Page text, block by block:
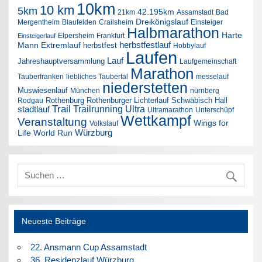
5km 10 km 10km 21km 42.195km Assamstadt Bad
Mergentheim Blaufelden Crailsheim Dreikönigslauf Einsteiger
Einsteigerlauf Elpersheim Frankfurt Halbmarathon Harte
Mann Extremlauf herbstfest herbstfestlauf Hobbylauf
Jahreshauptversammlung Lauf Laufen Laufgemeinschaft
Tauberfranken liebliches Taubertal Marathon messelauf
Muswiesenlauf München niederstetten nürnberg
Rodgau Rothenburg Rothenburger Lichterlauf Schwäbisch Hall
stadtlauf Trail Trailrunning Ultra Ultramarathon Unterschüpf
Veranstaltung Volkslauf Wettkampf Wings for
Life World Run Würzburg
Neueste Beiträge
22. Ansmann Cup Assamstadt
36. Residenzlauf Würzburg